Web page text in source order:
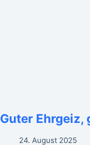
Guter Ehrgeiz,
24. August 2025